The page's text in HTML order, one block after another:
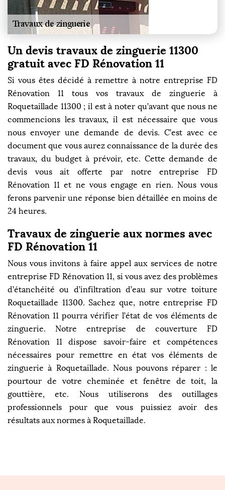
Un devis travaux de zinguerie 11300
gratuit avec FD Rénovation 11
Si vous êtes décidé à remettre à notre entreprise FD
Rénovation 11 tous vos travaux de zinguerie à
Roquetaillade 11300 ; il est à noter qu’avant que nous ne
commencions les travaux, il est nécessaire que vous
nous envoyer une demande de devis. C’est avec ce
document que vous aurez connaissance de la durée des
travaux, du budget à prévoir, etc. Cette demande de
devis vous ait offerte par notre entreprise FD
Rénovation 11 et ne vous engage en rien. Nous vous
ferons parvenir une réponse bien détaillée en moins de
24 heures.
Travaux de zinguerie aux normes avec
FD Rénovation 11
Nous vous invitons à faire appel aux services de notre
entreprise FD Rénovation 11, si vous avez des problèmes
d’étanchéité ou d’infiltration d’eau sur votre toiture
Roquetaillade 11300. Sachez que, notre entreprise FD
Rénovation 11 pourra vérifier l’état de vos éléments de
zinguerie. Notre entreprise de couverture FD
Rénovation 11 dispose savoir-faire et compétences
nécessaires pour remettre en état vos éléments de
zinguerie à Roquetaillade. Nous pouvons réparer : le
pourtour de votre cheminée et fenêtre de toit, la
gouttière, etc. Nous utiliserons des outillages
professionnels pour que vous puissiez avoir des
résultats aux normes à Roquetaillade.